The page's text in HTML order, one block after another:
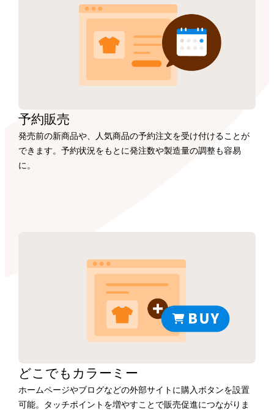
予約販売
発売前の新商品や、人気商品の予約注文を受け付けることが
できます。予約状況をもとに発注数や製造量の調整も容易
に。
どこでもカラーミー
ホームページやブログなどの外部サイトに購入ボタンを設置
可能。タッチポイントを増やすことで販売促進につながりま